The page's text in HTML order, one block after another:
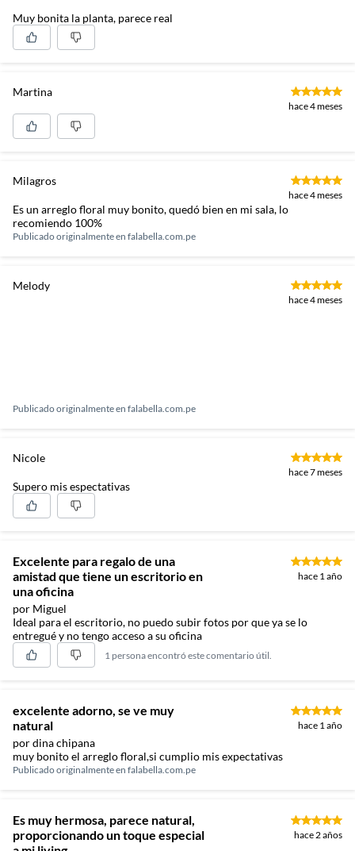
Muy bonita la planta, parece real
Martina
hace 4 meses
Milagros
hace 4 meses
Es un arreglo floral muy bonito, quedó bien en mi sala, lo
recomiendo 100%
Publicado originalmente en falabella.com.pe
Melody
hace 4 meses
Publicado originalmente en falabella.com.pe
Nicole
hace 7 meses
Supero mis espectativas
Excelente para regalo de una
amistad que tiene un escritorio en
una oficina
por Miguel
hace 1 año
Ideal para el escritorio, no puedo subir fotos por que ya se lo
entregué y no tengo acceso a su oficina
1 persona encontró este comentario útil.
excelente adorno, se ve muy
natural
por dina chipana
hace 1 año
muy bonito el arreglo floral,si cumplio mis expectativas
Publicado originalmente en falabella.com.pe
Es muy hermosa, parece natural,
proporcionando un toque especial
hace 2 años